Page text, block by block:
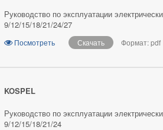
Руководство по эксплуатации
9/12/15/18/21/24/27
Посмотреть Скачать Формат: pdf
KOSPEL
Руководство по эксплуатации
9/12/15/18/21/24